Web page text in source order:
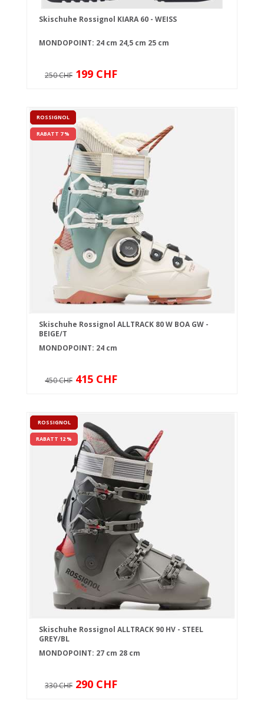
Skischuhe Rossignol KIARA 60 - WEISS
MONDOPOINT: 24 cm 24,5 cm 25 cm
250 CHF 199 CHF
ROSSIGNOL
RABATT 7 %
Skischuhe Rossignol ALLTRACK 80 W BOA GW -
BEIGE/T
MONDOPOINT: 24 cm
450 CHF 415 CHF
ROSSIGNOL
RABATT 12 %
Skischuhe Rossignol ALLTRACK 90 HV - STEEL
GREY/BL
MONDOPOINT: 27 cm 28 cm
330 CHF 290 CHF